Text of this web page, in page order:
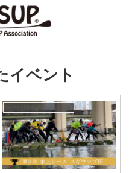
イベント
過去に開催したイベント